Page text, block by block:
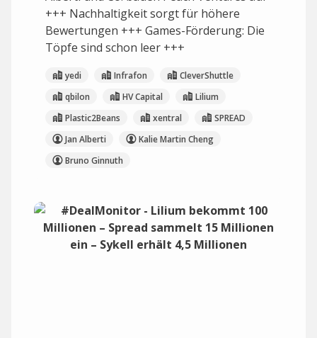
+++ Nachhaltigkeit sorgt für höhere
Bewertungen +++ Games-Förderung: Die
Töpfe sind schon leer +++
yedi Infrafon
CleverShuttle
qbilon
HV Capital
Lilium
Plastic2Beans
xentral
SPREAD
Jan Alberti
Kalie Martin Cheng
Bruno Ginnuth